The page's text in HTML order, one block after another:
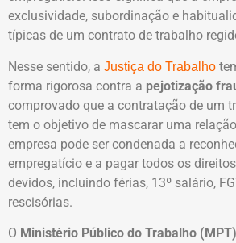
exclusividade, subordinação e
típicas de um contrato de trabalho
Nesse sentido, a Justiça do Trabalho
forma rigorosa contra a pejotização
comprovado que a contratação de um
tem o objetivo de mascarar uma
empresa pode ser condenada a
empregatício e a pagar todos os
devidos, incluindo férias, 13º salário,
rescisórias.
O Ministério Público do Trabalho